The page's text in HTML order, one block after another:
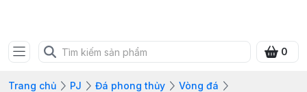
0
Trang chủ PJ Đá phong thủy
Vòng đá